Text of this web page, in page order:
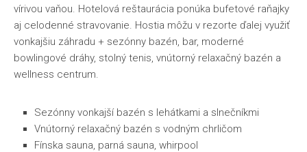
vírivou vaňou. Hotelová reštaurácia ponúka bufetové raňajky
aj celodenné stravovanie. Hostia môžu v rezorte ďalej využiť
vonkajšiu záhradu + sezónny bazén, bar, moderné
bowlingové dráhy, stolný tenis, vnútorný relaxačný bazén a
wellness centrum.
Sezónny vonkajší bazén s lehátkami a slnečníkmi
Vnútorný relaxačný bazén s vodným chrličom
Fínska sauna, parná sauna, whirpool